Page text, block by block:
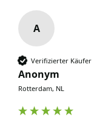
A
Verifizierter Käufer
Anonym
Rotterdam, NL